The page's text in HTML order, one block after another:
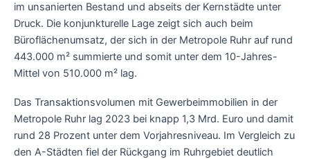
im unsanierten Bestand und abseits der Kernstädte unter
Druck. Die konjunkturelle Lage zeigt sich auch beim
Büroflächenumsatz, der sich in der Metropole Ruhr auf rund
443.000 m² summierte und somit unter dem 10-Jahres-
Mittel von 510.000 m² lag.
Das Transaktionsvolumen mit Gewerbeimmobilien in der
Metropole Ruhr lag 2023 bei knapp 1,3 Mrd. Euro und damit
rund 28 Prozent unter dem Vorjahresniveau. Im Vergleich zu
den A-Städten fiel der Rückgang im Ruhrgebiet deutlich